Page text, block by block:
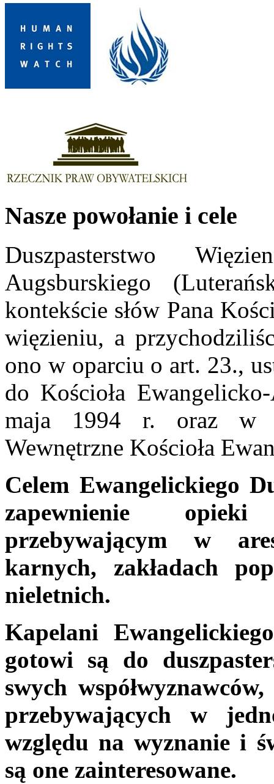
Nasze powołanie i cele
Duszpasterstwo
Augsburskiego
kontekście słów Pana
więzieniu, a
ono w oparciu o art. 23.,
do Kościoła
maja 1994 r. oraz w
Wewnętrzne Kościoła
Celem Ewangelickiego
zapewnienie opieki
przebywającym w
karnych, zakładach
nieletnich.
Kapelani
gotowi są do
swych
przebywających w
względu na wyznanie i
są one zainteresowane.